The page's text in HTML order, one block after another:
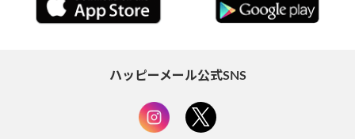
ハッピーメール公式SNS